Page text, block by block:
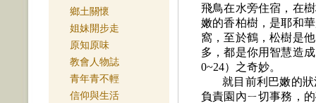
鄉土關懷
姐妹開步走
原知原味
教會人物誌
青年青不輕
信仰與生活
飛鳥在水旁住宿，在
嫩的香柏樹，是耶和
窩，至於鶴，松樹是
多，都是你用智慧造
0~24） 之奇妙。
就目前利巴嫩的
負責園內ㄧ切事務，